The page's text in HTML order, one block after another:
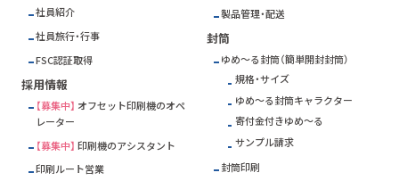
社員紹介
社員旅行・行事
FSC認証取得
採用情報
【募集中】 オフセット印刷機のオペ
レーター
【募集中】 印刷機のアシスタント
印刷ルート営業
製品管理・配送
封筒
ゆめ～る封筒（簡単開封封筒）
規格・サイズ
ゆめ～る封筒キャラクター
寄付金付きゆめ～る
サンプル請求
封筒印刷